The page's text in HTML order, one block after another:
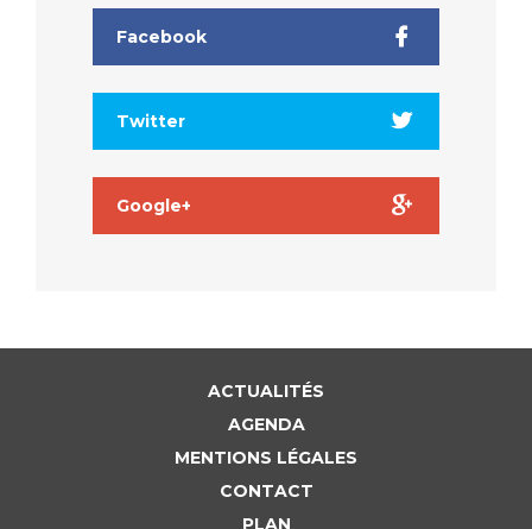
Facebook
Twitter
Google+
ACTUALITÉS
AGENDA
MENTIONS LÉGALES
CONTACT
PLAN